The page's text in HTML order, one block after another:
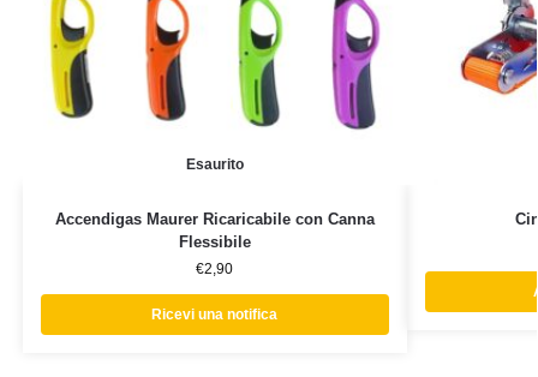
Esaurito
Accendigas Maurer Ricaricabile con Canna
Flessibile
€2,90
Ricevi una notifica